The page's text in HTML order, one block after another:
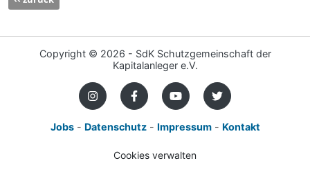
Copyright © 2026 - SdK Schutzgemeinschaft der
Kapitalanleger e.V.
Jobs- Datenschutz- Impressum- Kontakt
Cookies verwalten